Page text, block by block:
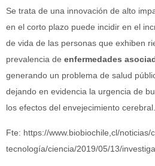
Se trata de una innovación de alto
en el corto plazo puede incidir en el
de vida de las personas que exhiben
prevalencia de enfermedades
generando un problema de salud
dejando en evidencia la urgencia de
los efectos del envejecimiento cerebral.
Fte: https://www.biobiochile,cl/noticias/
tecnología/ciencia/2019/05/13/